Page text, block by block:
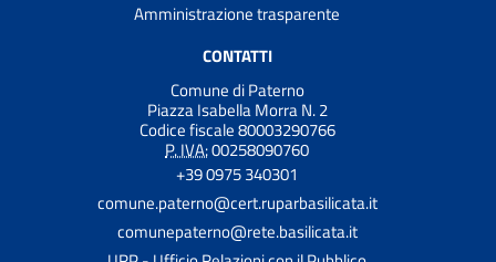
Amministrazione trasparente
CONTATTI
Comune di Paterno
Piazza Isabella Morra N. 2
Codice fiscale 80003290766
P. IVA:00258090760
+39 0975 340301
comune.paterno@cert.ruparbasilicata.it
comunepaterno@rete.basilicata.it